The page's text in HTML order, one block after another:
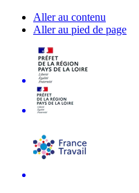
Aller au contenu
Aller au pied de page